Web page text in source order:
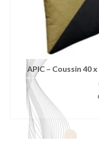
APIC – Coussin 40